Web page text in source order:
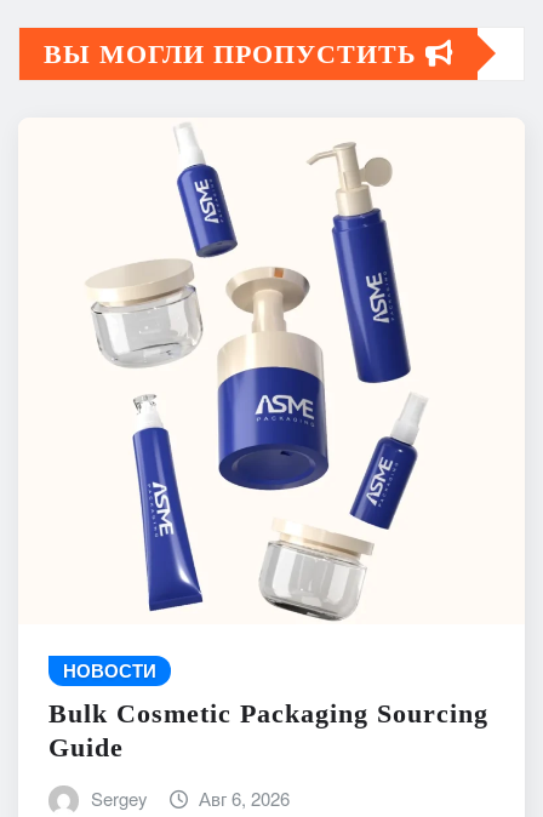
ВЫ МОГЛИ ПРОПУСТИТЬ
НОВОСТИ
Bulk Cosmetic Packaging Sourcing
Guide
Sergey Авг 6, 2026